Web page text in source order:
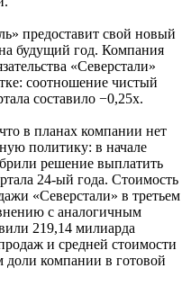
предоставит свой новый
будущий год. Компания
«Северстали»
соотношение чистый
составило −0,25х.
в планах компании нет
политику: в начале
решение выплатить
24-ый года. Стоимость
«Северстали» в третьем
с аналогичным
219,14 милиарда
и средней стоимости
доли компании в готовой